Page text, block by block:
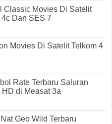
Classic Movies Di Satelit
4c Dan SES 7
Movies Di Satelit Telkom 4
Rate Terbaru Saluran
di Measat 3a
Geo Wild Terbaru